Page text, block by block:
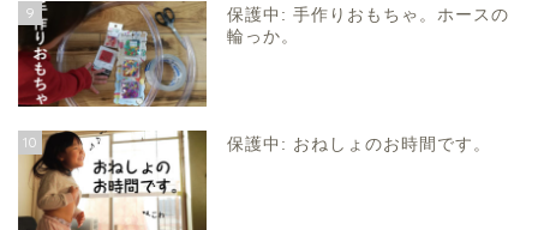
9
保護中: 手作りおもちゃ。ホースの
輪っか。
10 保護中: おねしょのお時間です。